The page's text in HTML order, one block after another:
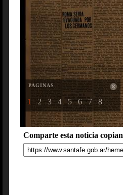
PAGINAS
1 2 3 4 5 6 7 8
Comparte esta noticia